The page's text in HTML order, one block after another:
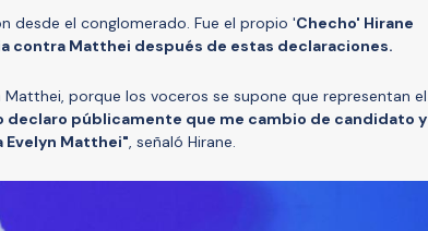
desde el conglomerado. Fue el propio 'Checho' Hirane
contra Matthei después de estas declaraciones.
porque los voceros se supone que representan el
declaro públicamente que me cambio de candidato y
Evelyn Matthei", señaló Hirane.